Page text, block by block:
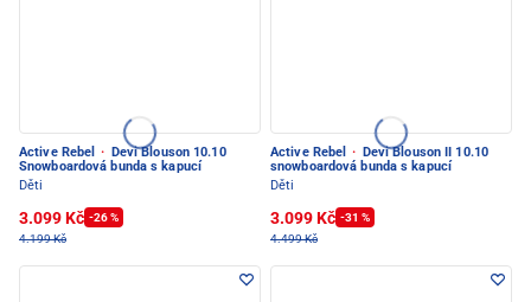
Active Rebel ·
Devi Blouson 10.10
Snowboardová bunda s kapucí
Děti
3.099 Kč -26 %
4.199 Kč
Active Rebel ·
Devi Blouson II 10.10
snowboardová bunda s kapucí
Děti
3.099 Kč -31 %
4.499 Kč